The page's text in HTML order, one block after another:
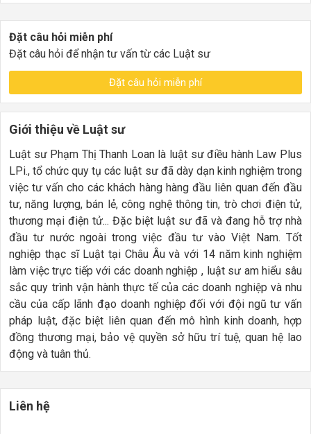
Đặt câu hỏi miễn phí
Đặt câu hỏi để nhận tư vấn từ các Luật sư
Đặt câu hỏi miễn phí
Giới thiệu về Luật sư
Luật sư Phạm Thị Thanh Loan là luật sư điều hành Law Plus
LPi., tổ chức quy tụ các luật sư đã dày dạn kinh nghiệm trong
việc tư vấn cho các khách hàng hàng đầu liên quan đến đầu
tư, năng lượng, bán lẻ, công nghệ thông tin, trò chơi điện tử,
thương mại điện tử... Đặc biệt luật sư đã và đang hỗ trợ nhà
đầu tư nước ngoài trong việc đầu tư vào Việt Nam. Tốt
nghiệp thạc sĩ Luật tại Châu Âu và với 14 năm kinh nghiệm
làm việc trực tiếp với các doanh nghiệp , luật sư am hiểu sâu
sắc quy trình vận hành thực tế của các doanh nghiệp và nhu
cầu của cấp lãnh đạo doanh nghiệp đối với đội ngũ tư vấn
pháp luật, đặc biệt liên quan đến mô hình kinh doanh, hợp
đồng thương mại, bảo vệ quyền sở hữu trí tuệ, quan hệ lao
động và tuân thủ.
Liên hệ